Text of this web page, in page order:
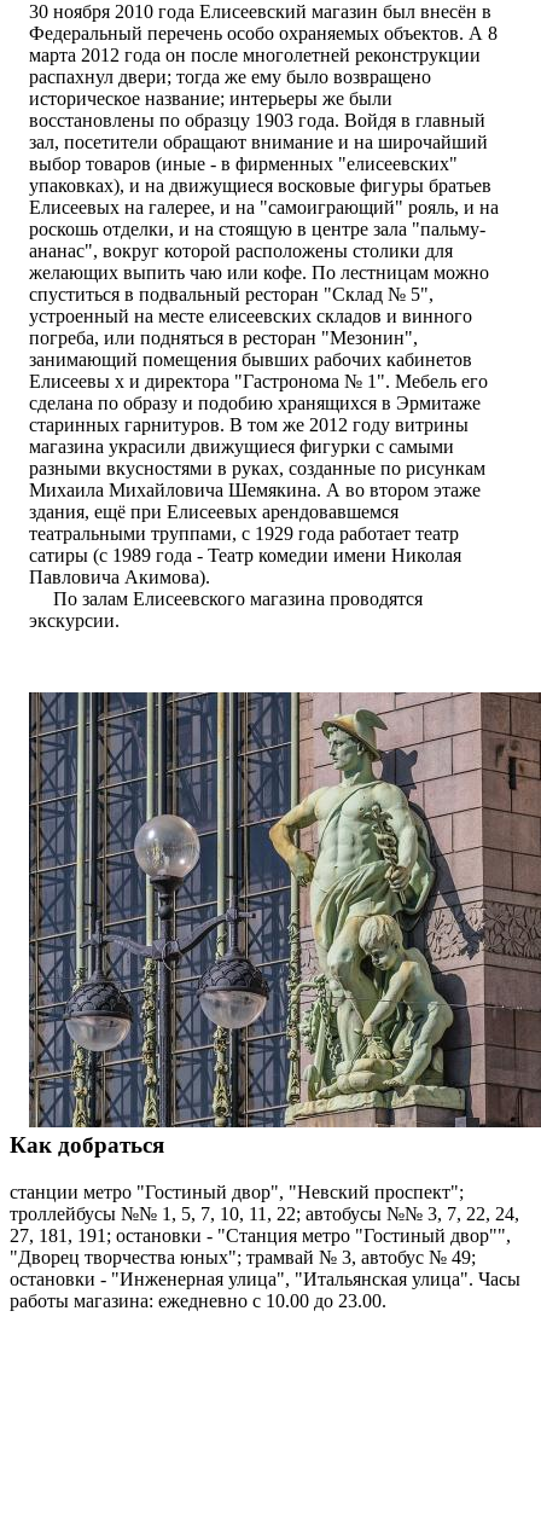
30 ноября 2010 года Елисеевский магазин был внесён в
Федеральный перечень особо охраняемых объектов. А 8
марта 2012 года он после многолетней реконструкции
распахнул двери; тогда же ему было возвращено
историческое название; интерьеры же были
восстановлены по образцу 1903 года. Войдя в главный
зал, посетители обращают внимание и на широчайший
выбор товаров (иные - в фирменных "елисеевских"
упаковках), и на движущиеся восковые фигуры братьев
Елисеевых на галерее, и на "самоиграющий" рояль, и на
роскошь отделки, и на стоящую в центре зала "пальму-
ананас", вокруг которой расположены столики для
желающих выпить чаю или кофе. По лестницам можно
спуститься в подвальный ресторан "Склад № 5",
устроенный на месте елисеевских складов и винного
погреба, или подняться в ресторан "Мезонин",
занимающий помещения бывших рабочих кабинетов
Елисеевы х и директора "Гастронома № 1". Мебель его
сделана по образу и подобию хранящихся в Эрмитаже
старинных гарнитуров. В том же 2012 году витрины
магазина украсили движущиеся фигурки с самыми
разными вкусностями в руках, созданные по рисункам
Михаила Михайловича Шемякина. А во втором этаже
здания, ещё при Елисеевых арендовавшемся
театральными труппами, с 1929 года работает театр
сатиры (с 1989 года - Театр комедии имени Николая
Павловича Акимова).
По залам Елисеевского магазина проводятся
экскурсии.
Как добраться
станции метро "Гостиный двор", "Невский проспект";
троллейбусы №№ 1, 5, 7, 10, 11, 22; автобусы №№ 3, 7, 22, 24,
27, 181, 191; остановки - "Станция метро "Гостиный двор"",
"Дворец творчества юных"; трамвай № 3, автобус № 49;
остановки - "Инженерная улица", "Итальянская улица". Часы
работы магазина: ежедневно с 10.00 до 23.00.